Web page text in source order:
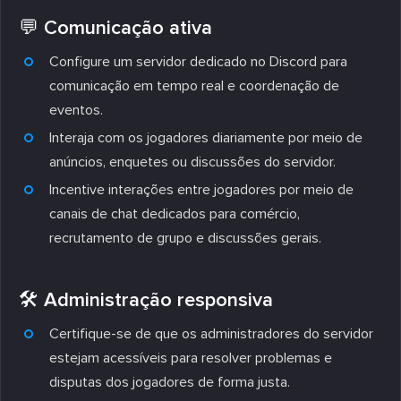
💬 Comunicação ativa
Configure um servidor dedicado no Discord para
comunicação em tempo real e coordenação de
eventos.
Interaja com os jogadores diariamente por meio de
anúncios, enquetes ou discussões do servidor.
Incentive interações entre jogadores por meio de
canais de chat dedicados para comércio,
recrutamento de grupo e discussões gerais.
🛠️ Administração responsiva
Certifique-se de que os administradores do servidor
estejam acessíveis para resolver problemas e
disputas dos jogadores de forma justa.